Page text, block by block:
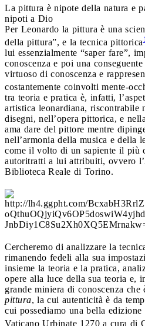
La pittura è nipote della natura e
nipoti a Dio
Per Leonardo la pittura è una
della pittura”, e la tecnica pittorica1
lui essenzialmente “saper fare”,
conoscenza e poi una
virtuoso di conoscenza e
costantemente coinvolti mente-
tra teoria e pratica è, infatti,
artistica leonardiana, riscontrabile
disegni, nell’opera pittorica, e
ama dare del pittore mentre
nell’armonia della musica e della
come il volto di un sapiente il più
autoritratti a lui attribuiti, ovvero l’
Biblioteca Reale di Torino.
Cercheremo di analizzare la
rimanendo fedeli alla sua
insieme la teoria e la pratica,
opere alla luce della sua teoria e,
grande miniera di conoscenza che
pittura, la cui autenticità è da
cui possediamo una bella
Vaticano Urbinate 1270 a cura di